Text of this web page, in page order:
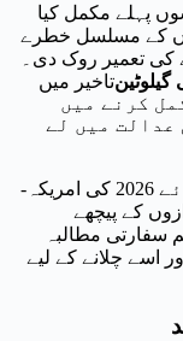
پہلے مکمل کیا
کے مسلسل خطرے
تاخیر میں
کرنے میں
عدالت میں لے
ناگزیر ثالث کے طور پر کام کرتے ہوئے 2026 کی امریکہ-
کے پیچھے
سفارتی مطالبہ
اسے چلانے کے لیے